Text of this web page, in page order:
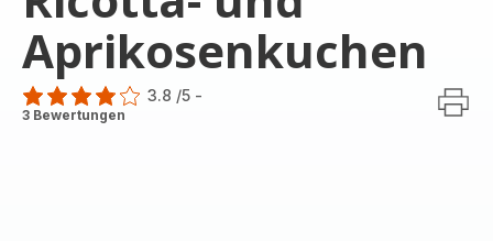
Aprikosenkuchen
ratings.3.8
3.8 /5 -
3 Bewertungen